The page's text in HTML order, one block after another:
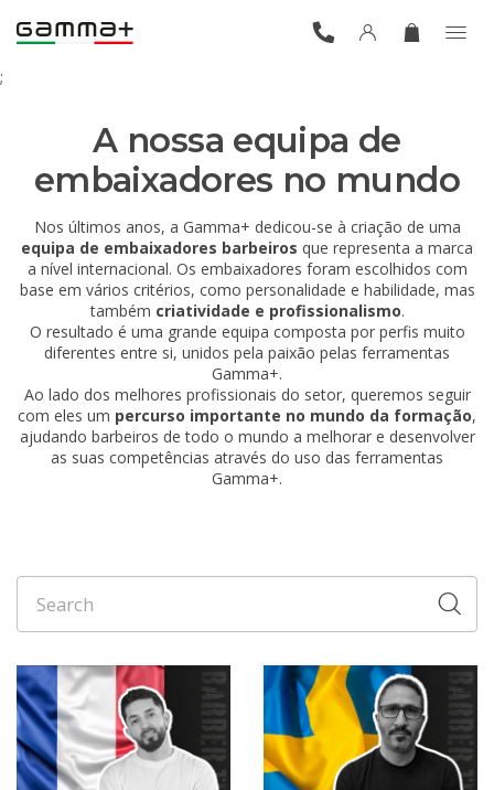
;
A nossa equipa de
embaixadores no mundo
Nos últimos anos, a Gamma+ dedicou-se à criação de uma
equipa de embaixadores barbeiros que representa a marca
a nível internacional. Os embaixadores foram escolhidos com
base em vários critérios, como personalidade e habilidade, mas
também criatividade e profissionalismo.
O resultado é uma grande equipa composta por perfis muito
diferentes entre si, unidos pela paixão pelas ferramentas
Gamma+.
Ao lado dos melhores profissionais do setor, queremos seguir
com eles um percurso importante no mundo da formação,
ajudando barbeiros de todo o mundo a melhorar e desenvolver
as suas competências através do uso das ferramentas
Gamma+.